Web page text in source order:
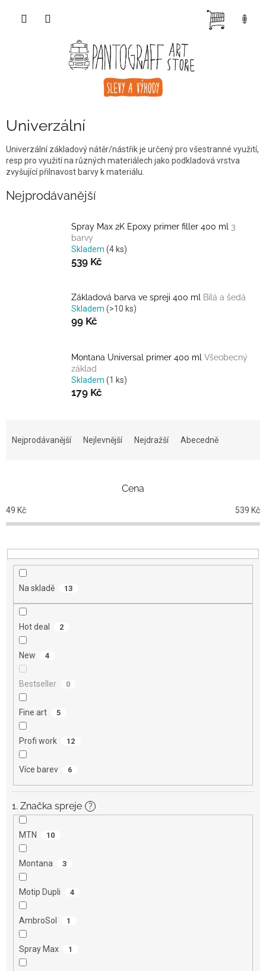
Univerzální
Univerzální základový nátěr/nástřik je určený pro všestranné využití,
resp pro využití na různých materiálech jako podkladová vrstva
zvyšující přilnavost barvy k materiálu.
Nejprodávanější
Spray Max 2K Epoxy primer filler 400 ml 3
barvy
Skladem (4 ks)
539 Kč
Základová barva ve spreji 400 ml
Bílá a šedá
Skladem (>10 ks)
99 Kč
Montana Universal primer 400 ml Všeobecný
základ
Skladem (1 ks)
179 Kč
p
r
o
u
Nejprodávanější Nejlevnější Nejdražší Abecedně
Cena
49 Kč 539 Kč
Na skladě 13
Hot deal 2
New 4
Bestseller 0
Fine art 5
Profi work 12
Více barev 6
1. Značka spreje ?
MTN 10
Montana 3
Motip Dupli 4
AmbroSol 1
Spray Max 1